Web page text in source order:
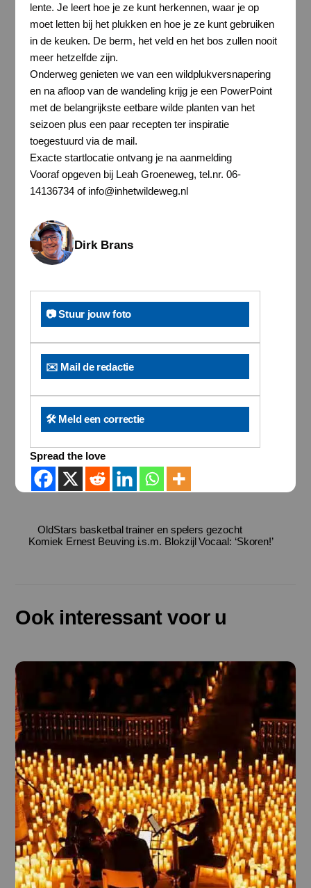
lente. Je leert hoe je ze kunt herkennen, waar je op
moet letten bij het plukken en hoe je ze kunt gebruiken
in de keuken. De berm, het veld en het bos zullen nooit
meer hetzelfde zijn.
Onderweg genieten we van een wildplukversnapering
en na afloop van de wandeling krijg je een PowerPoint
met de belangrijkste eetbare wilde planten van het
seizoen plus een paar recepten ter inspiratie
toegestuurd via de mail.
Exacte startlocatie ontvang je na aanmelding
Vooraf opgeven bij Leah Groeneweg, tel.nr. 06-
14136734 of info@inhetwildeweg.nl
Dirk Brans
📷 Stuur jouw foto
✉️ Mail de redactie
🛠️ Meld een correctie
Spread the love
OldStars basketbal trainer en spelers gezocht
Komiek Ernest Beuving i.s.m. Blokzijl Vocaal: ‘Skoren!’
Ook interessant voor u